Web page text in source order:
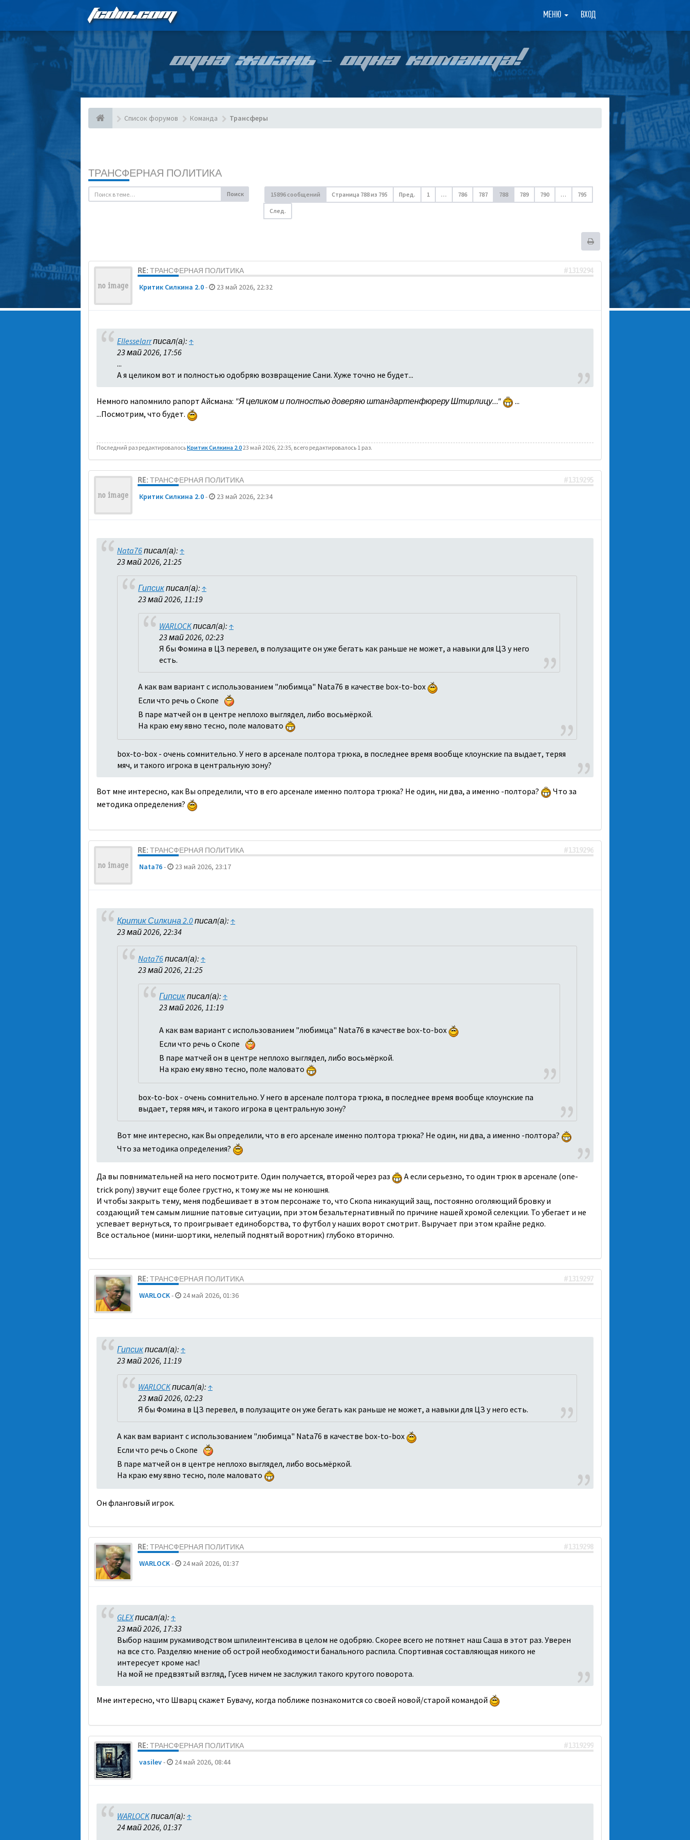
FCDIN.COM МЕНЮ ВХОД ×
ОДНА ЖИЗНЬ – ОДНА КОМАНДА!
Список форумов Команда Трансферы
ТРАНСФЕРНАЯ ПОЛИТИКА
Поиск 15896 сообщений Страница 788из 795 Пред. 1 … 786 787 788 789 790 … 795
След.
RE: ТРАНСФЕРНАЯ ПОЛИТИКА #1319294
Критик Силкина 2.0- 23 май 2026, 22:32
Ellesselarrписал(а): ↑
23 май 2026, 17:56
...
А я целиком вот и полностью одобряю возвращение Сани. Хуже точно не будет...
Немного напомнило рапорт Айсмана: "Я целиком и полностью доверяю штандартенфюреру Штирлицу..."
...
...Посмотрим, что будет.
Последний раз редактировалосьКритик Силкина 2.023 май 2026, 22:35, всего редактировалось 1 раз.
RE: ТРАНСФЕРНАЯ ПОЛИТИКА #1319295
Критик Силкина 2.0- 23 май 2026, 22:34
Nata76писал(а): ↑
23 май 2026, 21:25
Гипсикписал(а): ↑
23 май 2026, 11:19
WARLOCKписал(а): ↑
23 май 2026, 02:23
Я бы Фомина в ЦЗ перевел, в полузащите он уже бегать как раньше не может, а навыки для ЦЗ у него
есть.
А как вам вариант с использованием "любимца" Nata76 в качестве box-to-box
Если что речь о Скопе
В паре матчей он в центре неплохо выглядел, либо восьмёркой.
На краю ему явно тесно, поле маловато
box-to-box - очень сомнительно. У него в арсенале полтора трюка, в последнее время вообще клоунские па выдает, теряя
мяч, и такого игрока в центральную зону?
Вот мне интересно, как Вы определили, что в его арсенале именно полтора трюка? Не один, ни два, а именно -полтора?
Что за
методика определения?
RE: ТРАНСФЕРНАЯ ПОЛИТИКА #1319296
Nata76- 23 май 2026, 23:17
Критик Силкина 2.0писал(а): ↑
23 май 2026, 22:34
Nata76писал(а): ↑
23 май 2026, 21:25
Гипсикписал(а): ↑
23 май 2026, 11:19
А как вам вариант с использованием "любимца" Nata76 в качестве box-to-box
Если что речь о Скопе
В паре матчей он в центре неплохо выглядел, либо восьмёркой.
На краю ему явно тесно, поле маловато
box-to-box - очень сомнительно. У него в арсенале полтора трюка, в последнее время вообще клоунские па
выдает, теряя мяч, и такого игрока в центральную зону?
Вот мне интересно, как Вы определили, что в его арсенале именно полтора трюка? Не один, ни два, а именно -полтора?
Что за методика определения?
Да вы повнимательней на него посмотрите. Один получается, второй через раз
А если серьезно, то один трюк в арсенале (one-
trick pony) звучит еще более грустно, к тому же мы не конюшня.
И чтобы закрыть тему, меня подбешивает в этом персонаже то, что Скопа никакущий защ, постоянно оголяющий бровку и
создающий тем самым лишние патовые ситуации, при этом безальтернативный по причине нашей хромой селекции. То убегает и не
успевает вернуться, то проигрывает единоборства, то футбол у наших ворот смотрит. Выручает при этом крайне редко.
Все остальное (мини-шортики, нелепый поднятый воротник) глубоко вторично.
RE: ТРАНСФЕРНАЯ ПОЛИТИКА #1319297
WARLOCK- 24 май 2026, 01:36
Гипсикписал(а): ↑
23 май 2026, 11:19
WARLOCKписал(а): ↑
23 май 2026, 02:23
Я бы Фомина в ЦЗ перевел, в полузащите он уже бегать как раньше не может, а навыки для ЦЗ у него есть.
А как вам вариант с использованием "любимца" Nata76 в качестве box-to-box
Если что речь о Скопе
В паре матчей он в центре неплохо выглядел, либо восьмёркой.
На краю ему явно тесно, поле маловато
Он фланговый игрок.
RE: ТРАНСФЕРНАЯ ПОЛИТИКА #1319298
WARLOCK- 24 май 2026, 01:37
GLEXписал(а): ↑
23 май 2026, 17:33
Выбор нашим рукамиводством шпилеинтенсива в целом не одобряю. Скорее всего не потянет наш Саша в этот раз. Уверен
на все сто. Разделяю мнение об острой необходимости банального распила. Спортивная составляющая никого не
интересует кроме нас!
На мой не предвзятый взгляд, Гусев ничем не заслужил такого крутого поворота.
Мне интересно, что Шварц скажет Бувачу, когда поближе познакомится со своей новой/старой командой
RE: ТРАНСФЕРНАЯ ПОЛИТИКА #1319299
vasilev- 24 май 2026, 08:44
WARLOCKписал(а): ↑
24 май 2026, 01:37